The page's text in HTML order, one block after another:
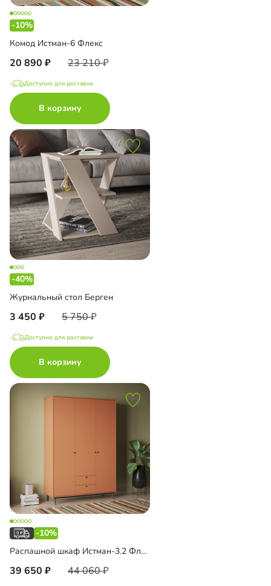
-10%
Комод Истман-6 Флекс
20 890 23 210
Доступно для доставки
В корзину
-40%
Журнальный стол Берген
3 450 5 750
Доступно для доставки
В корзину
-10%
Распашной шкаф Истман-3.2 Флекс
39 650 44 060